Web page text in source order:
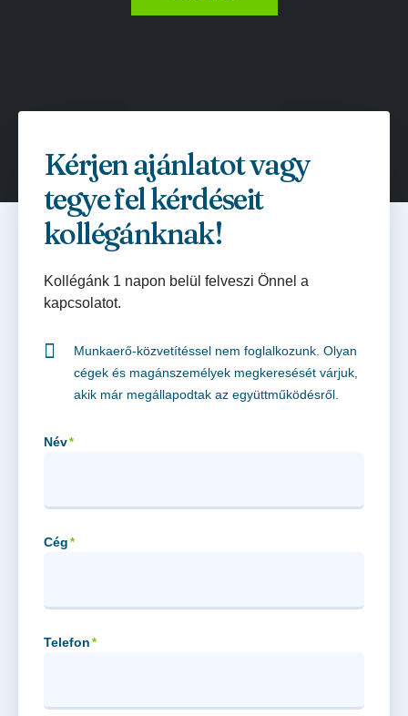
Kérjen ajánlatot vagy
tegye fel kérdéseit
kollégánknak!
Kollégánk 1 napon belül felveszi Önnel a
kapcsolatot.
Munkaerő-közvetítéssel nem foglalkozunk. Olyan
cégek és magánszemélyek megkeresését várjuk,
akik már megállapodtak az együttműködésről.
Név*
Cég *
Telefon *